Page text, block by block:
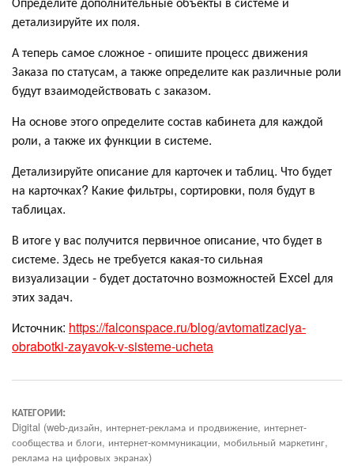
детализируйте их поля.
А теперь самое сложное - опишите процесс движения
Заказа по статусам, а также определите как различные роли
будут взаимодействовать с заказом.
На основе этого определите состав кабинета для каждой
роли, а также их функции в системе.
Детализируйте описание для карточек и таблиц. Что будет
на карточках? Какие фильтры, сортировки, поля будут в
таблицах.
В итоге у вас получится первичное описание, что будет в
системе. Здесь не требуется какая-то сильная
визуализации - будет достаточно возможностей Excel для
этих задач.
Источник: https://falconspace.ru/blog/avtomatizaciya-
obrabotki-zayavok-v-sisteme-ucheta
КАТЕГОРИИ:
Digital (web-дизайн, интернет-реклама и продвижение, интернет-
сообщества и блоги, интернет-коммуникации, мобильный маркетинг,
реклама на цифровых экранах)